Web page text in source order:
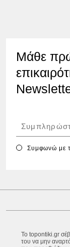
Μάθε
Συμφωνώ με
Το topontiki.gr
του να μην